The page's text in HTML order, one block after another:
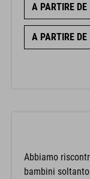
A PARTIRE
A PARTIRE
Abbiamo
bambini